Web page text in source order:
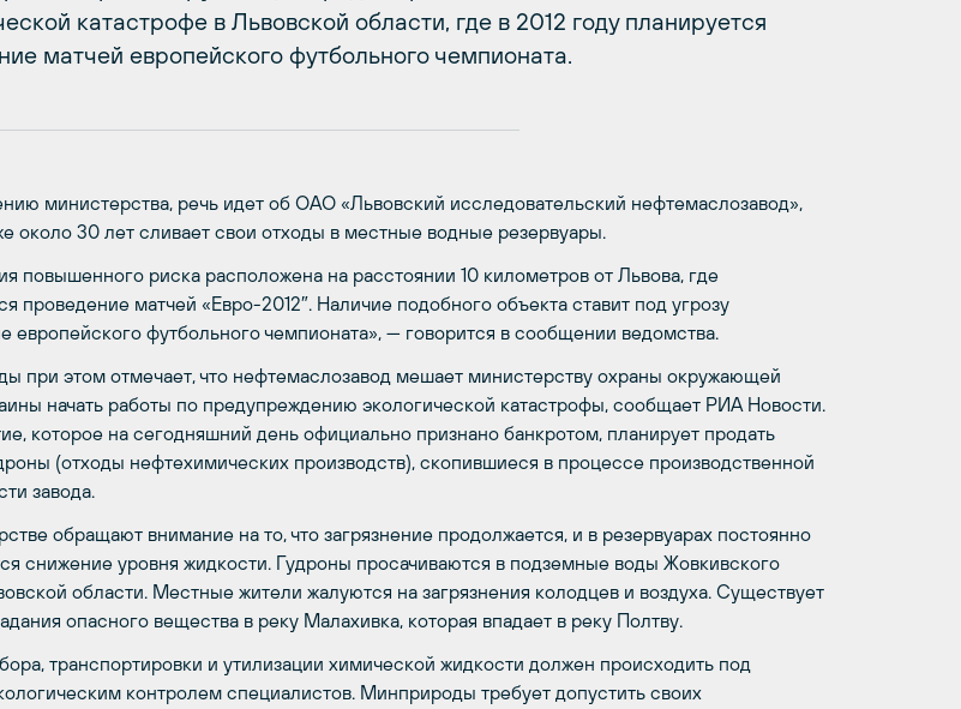
катастрофе в Львовской области, где в 2012 году планируется
матчей европейского футбольного чемпионата.
министерства, речь идет об ОАО «Львовский исследовательский нефтемаслозавод»,
около 30 лет сливает свои отходы в местные водные резервуары.
повышенного риска расположена на расстоянии 10 километров от Львова, где
проведение матчей «Евро-2012″. Наличие подобного объекта ставит под угрозу
европейского футбольного чемпионата», — говорится в сообщении ведомства.
при этом отмечает, что нефтемаслозавод мешает министерству охраны окружающей
начать работы по предупреждению экологической катастрофы, сообщает РИА Новости.
которое на сегодняшний день официально признано банкротом, планирует продать
(отходы нефтехимических производств), скопившиеся в процессе производственной
завода.
обращают внимание на то, что загрязнение продолжается, и в резервуарах постоянно
снижение уровня жидкости. Гудроны просачиваются в подземные воды Жовкивского
области. Местные жители жалуются на загрязнения колодцев и воздуха. Существует
опасного вещества в реку Малахивка, которая впадает в реку Полтву.
транспортировки и утилизации химической жидкости должен происходить под
контролем специалистов. Минприроды требует допустить своих